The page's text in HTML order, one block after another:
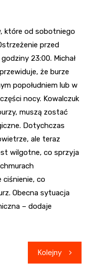
które od sobotniego
przed
23:00. Michał
że burze
popołudniem lub w
nocy. Kowalczuk
muszą zostać
Dotychczas
ale teraz
wilgotne, co sprzyja
ciśnienie, co
Obecna sytuacja
– dodaje
Kolejny